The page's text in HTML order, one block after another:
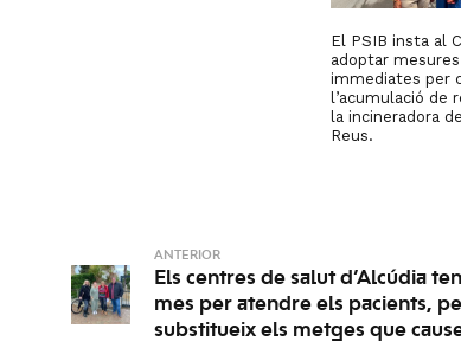
El PSIB insta al
adoptar mesures
immediates per
l’acumulació de
la incineradora
Reus.
ANTERIOR
Els centres de salut d’Alcúdia
mes per atendre els pacients,
substitueix els metges que